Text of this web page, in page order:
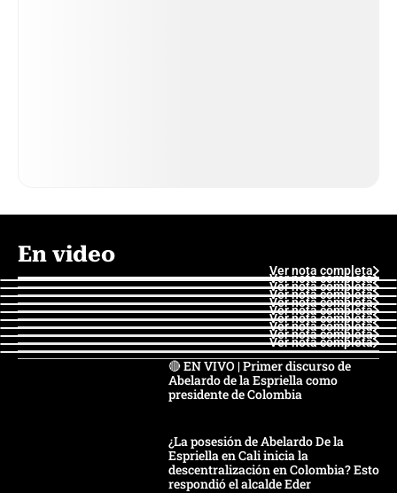
En video
Ver nota completa
Ver nota completa
Ver nota completa
Ver nota completa
Ver nota completa
Ver nota completa
Ver nota completa
Ver nota completa
Ver nota completa
Ver nota completa
🔴 EN VIVO | Primer discurso de
Abelardo de la Espriella como
presidente de Colombia
¿La posesión de Abelardo De la
Espriella en Cali inicia la
descentralización en Colombia? Esto
respondió el alcalde Eder